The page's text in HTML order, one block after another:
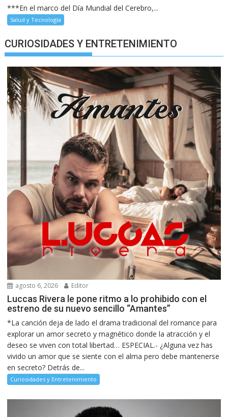
***En el marco del Día Mundial del Cerebro,...
Salud y Tecnología
CURIOSIDADES Y ENTRETENIMIENTO
agosto 6, 2026 Editor
Luccas Rivera le pone ritmo a lo prohibido con el
estreno de su nuevo sencillo “Amantes”
*La canción deja de lado el drama tradicional del romance para
explorar un amor secreto y magnético donde la atracción y el
deseo se viven con total libertad… ESPECIAL.- ¿Alguna vez has
vivido un amor que se siente con el alma pero debe mantenerse
en secreto? Detrás de...
Curiosidades y Entretenimiento